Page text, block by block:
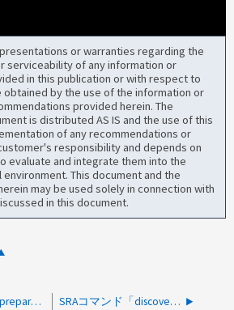
or warranties regarding the
serviceability of any information or
in this publication or with respect to
obtained by the use of the information or
provided herein. The
is distributed AS IS and the use of this
of any recommendations or
responsibility and depends on
evaluate and integrate them into the
This document and the
may be used solely in connection with
in this document.
SRAコマンド「prepareFailover」が失敗しました SRAコマンド「discoverArrays」が失敗しました